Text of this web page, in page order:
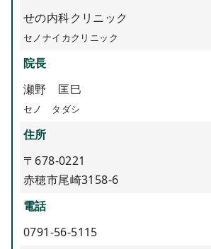
せの内科クリニック
セノナイカクリニック
院長
瀬野 匡巳
セノ タダシ
住所
〒678-0221
赤穂市尾崎3158-6
電話
0791-56-5115